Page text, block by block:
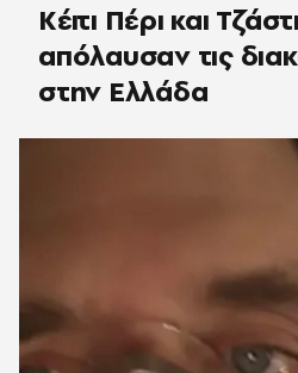
Κέιτι Πέρι και
απόλαυσαν τις
στην Ελλάδα